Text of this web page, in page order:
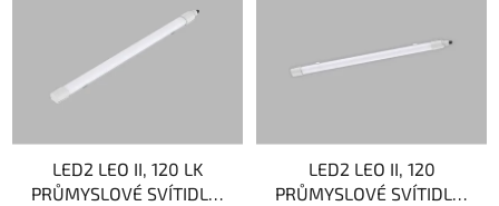
k
r
LED2 LEO II, 120 LK
PRŮMYSLOVÉ SVÍTIDLO,
LED2 LEO II, 120
PRŮMYSLOVÉ SVÍTIDLO,